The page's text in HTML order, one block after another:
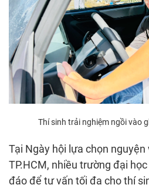
Thí sinh trải nghiệm ngồi vào
Tại Ngày hội lựa chọn
TP.HCM, nhiều trường đại
đáo để tư vấn tối đa cho thí